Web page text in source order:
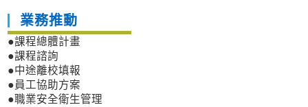
業務推動
●課程總體計畫
●課程諮詢
●中途離校填報
●員工協助方案
●職業安全衛生管理